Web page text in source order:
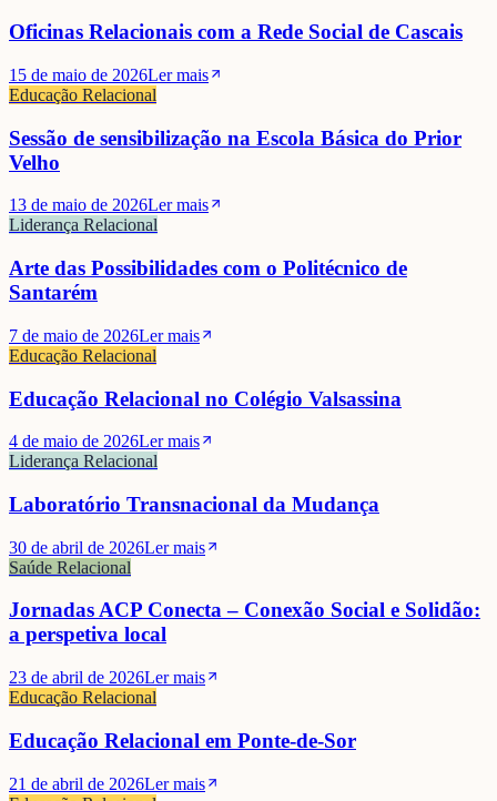
Oficinas Relacionais com a Rede Social de Cascais
15 de maio de 2026Ler mais
Educação Relacional
Sessão de sensibilização na Escola Básica do Prior
Velho
13 de maio de 2026Ler mais
Liderança Relacional
Arte das Possibilidades com o Politécnico de
Santarém
7 de maio de 2026Ler mais
Educação Relacional
Educação Relacional no Colégio Valsassina
4 de maio de 2026Ler mais
Liderança Relacional
Laboratório Transnacional da Mudança
30 de abril de 2026Ler mais
Saúde Relacional
Jornadas ACP Conecta – Conexão Social e Solidão:
a perspetiva local
23 de abril de 2026Ler mais
Educação Relacional
Educação Relacional em Ponte-de-Sor
21 de abril de 2026Ler mais